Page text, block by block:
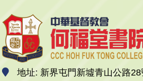
地址: 新界屯門新墟青山公路28